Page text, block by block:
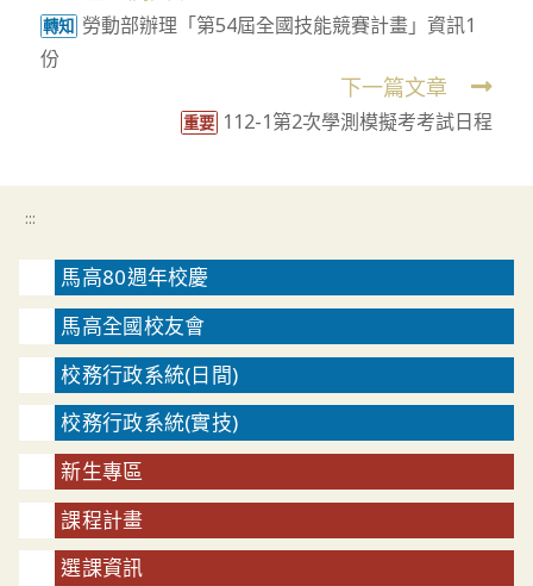
more
articles
轉知 勞動部辦理「第54屆全國技能競賽計畫」資訊1
份
下一篇文章
重要 112-1第2次學測模擬考考試日程
:::
馬高80週年校慶
馬高全國校友會
校務行政系統(日間)
校務行政系統(實技)
新生專區
課程計畫
選課資訊